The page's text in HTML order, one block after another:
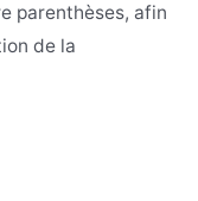
parenthèses, afin
de la